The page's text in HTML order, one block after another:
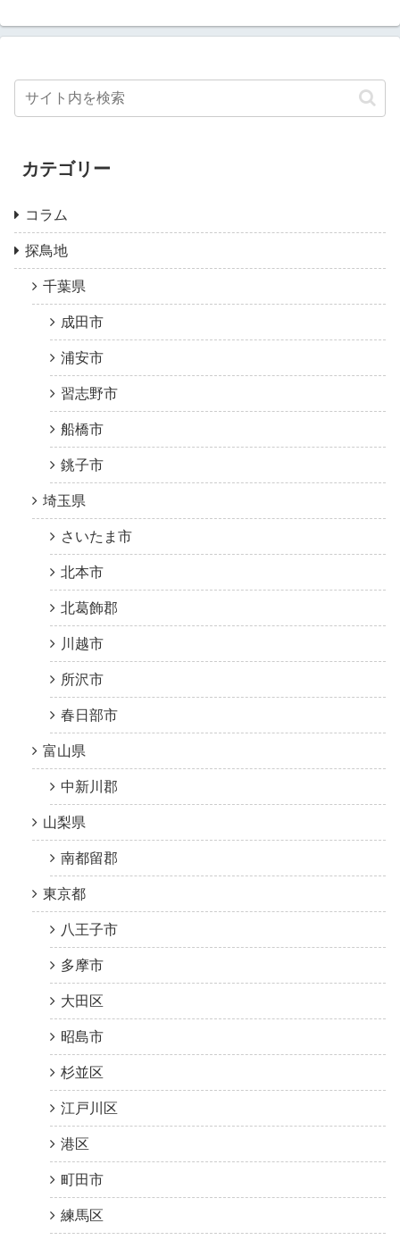
カテゴリー
コラム
探鳥地
千葉県
成田市
浦安市
習志野市
船橋市
銚子市
埼玉県
さいたま市
北本市
北葛飾郡
川越市
所沢市
春日部市
富山県
中新川郡
山梨県
南都留郡
東京都
八王子市
多摩市
大田区
昭島市
杉並区
江戸川区
港区
町田市
練馬区